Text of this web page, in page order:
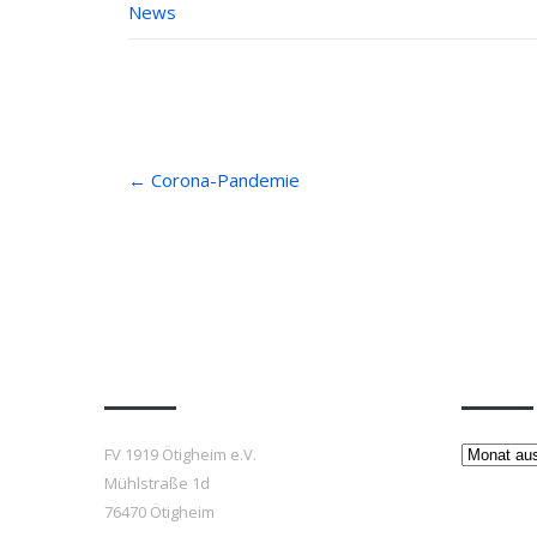
News
navigation
← Corona-Pandemie
FV 1919 Ötigheim e.V.
Mühlstraße 1d
76470 Ötigheim
Beiträge